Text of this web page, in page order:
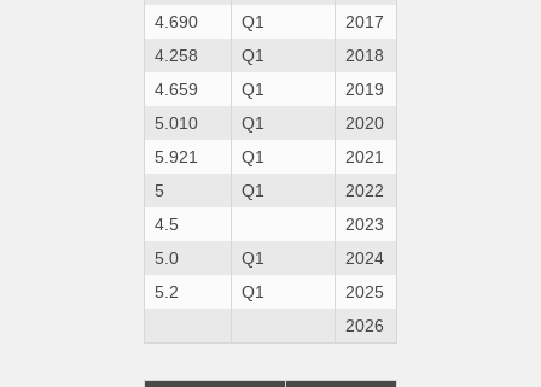
4.690
Q1
2017
4.258
Q1
2018
4.659
Q1
2019
5.010
Q1
2020
5.921
Q1
2021
5
Q1
2022
4.5
2023
5.0
Q1
2024
5.2
Q1
2025
2026